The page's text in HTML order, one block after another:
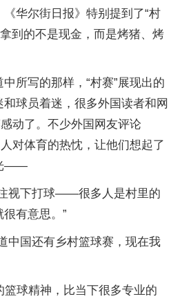
华尔街日报》特别提到了“村
到的不是现金，而是烤猪、烤
所写的那样，“村赛”展现出的
球员着迷，很多外国读者和网
动了。不少外国网友评论
对体育的热忱，让他们想起了
——
视下打球——很多人是村里的
有意思。”
中国还有乡村篮球赛，现在我
篮球精神，比当下很多专业的